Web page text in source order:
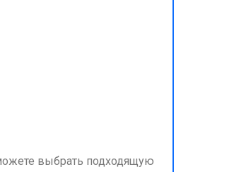
выбрать подходящую